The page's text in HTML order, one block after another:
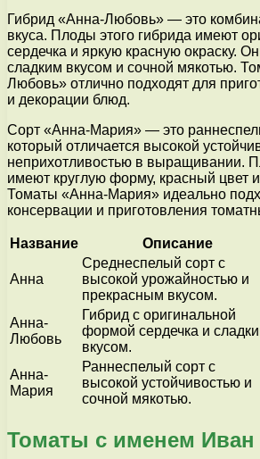
Гибрид «Анна-Любовь» — это
вкуса. Плоды этого гибрида имеют
сердечка и яркую красную окраску.
сладким вкусом и сочной мякотью.
Любовь» отлично подходят для
и декорации блюд.
Сорт «Анна-Мария» — это
который отличается высокой
неприхотливостью в выращивании.
имеют круглую форму, красный цвет
Томаты «Анна-Мария» идеально
консервации и приготовления
Название Описание
Анна
Среднеспелый сорт с
высокой урожайностью и
прекрасным вкусом.
Анна-
Любовь
Гибрид с оригинальной
формой сердечка и
вкусом.
Анна-
Мария
Раннеспелый сорт с
высокой устойчивостью и
сочной мякотью.
Томаты с именем Иван